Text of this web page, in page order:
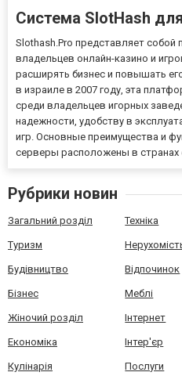
Система SlotHash
Slothash.Pro представляет
владельцев онлайн-казино и
расширять бизнес и повышать
в израиле в 2007 году, эта
среди владельцев игорных
надежности, удобству в
игр. Основные преимущества и
серверы расположены в странах
Рубрики новин
Загальний розділ Техніка
Туризм
Будівництво Відпочинок
Бізнес Меблі
Жіночий розділ Інтернет
Економіка Інтер'єр
Кулінарія Послуги